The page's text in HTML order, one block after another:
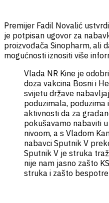
Premijer Fadil Novalić
je potpisan ugovor za
proizvođača Sinopharm, ali
mogućnosti iznositi više
Vlada NR Kine je
doza vakcina Bosni i
svijetu države
poduzimala, poduzima
aktivnosti da za
pokušavamo nabaviti
nivoom, a s Vladom
nabavci Sputnik V
Sputnik V je struka
nije nam jasno zašto
struka i zašto